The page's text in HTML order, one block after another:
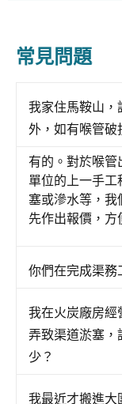
常見問題
我家住馬鞍山，
外，如有喉管破
有的。對於喉管
單位的上一手
塞或滲水等，
先作出報價，方
你們在完成渠務
我在火炭廠房經
弄致渠道淤塞，
少？
我最近才搬進大